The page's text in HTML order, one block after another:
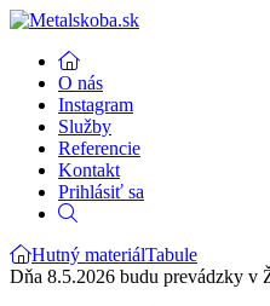
O nás
Instagram
Služby
Referencie
Kontakt
Prihlásiť sa
Hutný materiálTabule
Dňa 8.5.2026 budu prevádzky